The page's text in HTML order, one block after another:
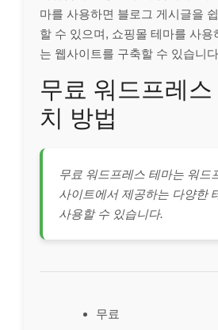
마를 사용하면 블로그 게시글을
할 수 있으며, 쇼핑몰 테마를 사
는 웹사이트를 구축할 수 있습니
무료 워드프레스
치 방법
무료 워드프레스 테마는 워드
사이트에서 제공하는 다양한
사용할 수 있습니다.
무료